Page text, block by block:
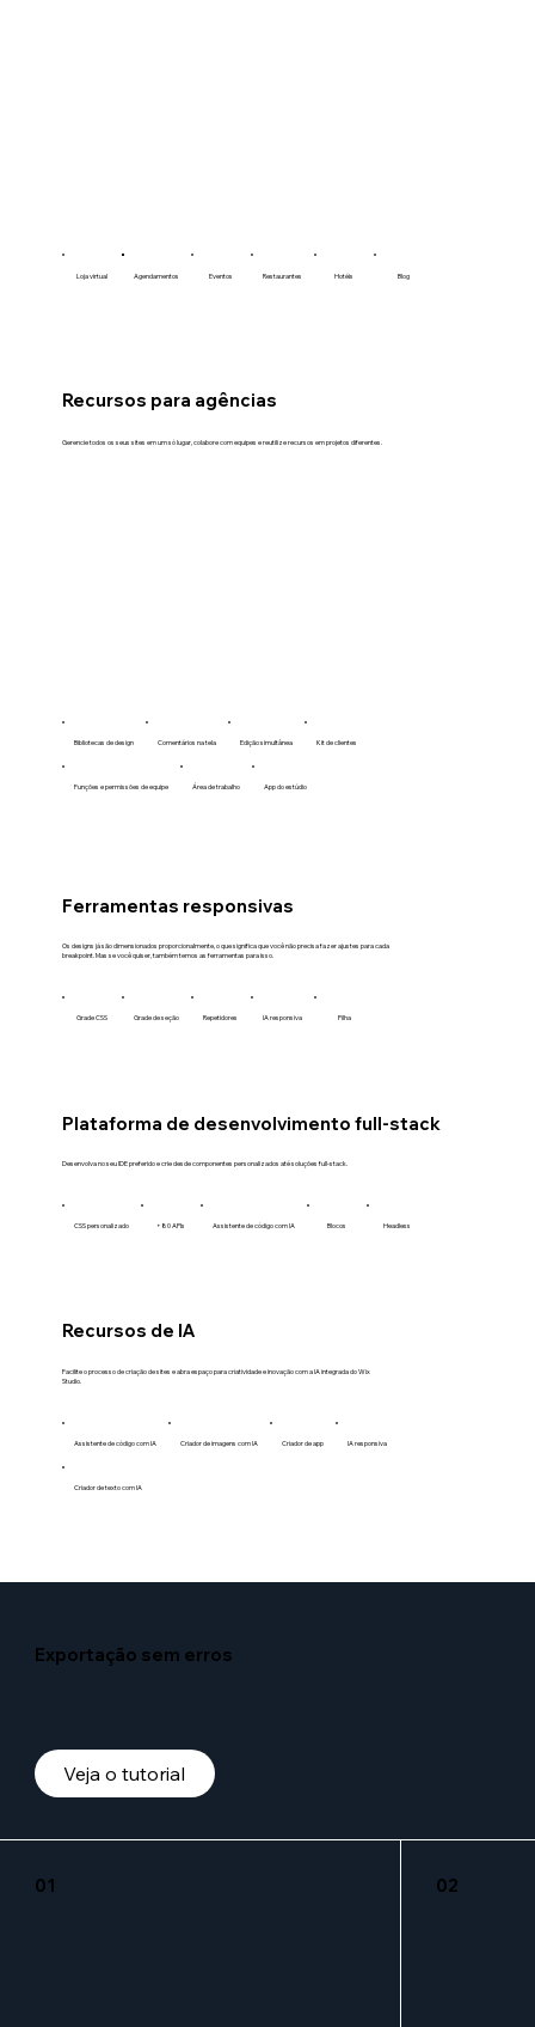
Loja virtual Agendamentos Eventos Restaurantes Hotéis Blog
Recursos para agências
Gerencie todos os seus sites em um só lugar, colabore com equipes e reutilize recursos em projetos diferentes.
Bibliotecas de design Comentários na tela Edição simultânea Kit de clientes
Funções e permissões de equipe Área de trabalho App do estúdio
Ferramentas responsivas
Os designs já são dimensionados proporcionalmente, o que significa que você não precisa fazer ajustes para cada
breakpoint. Mas se você quiser, também temos as ferramentas para isso.
Grade CSS Grade de seção Repetidores IA responsiva Pilha
Plataforma de desenvolvimento full-stack
Desenvolva no seu IDE preferido e crie desde componentes personalizados até soluções full-stack.
CSS personalizado +80 APIs Assistente de código com IA Blocos Headless
Recursos de IA
Facilite o processo de criação de sites e abra espaço para criatividade e inovação com a IA integrada do Wix
Studio.
Assistente de código com IA Criador de imagens com IA Criador de app IA responsiva
Criador de texto com IA
Exportação sem erros
Veja o tutorial
01 02